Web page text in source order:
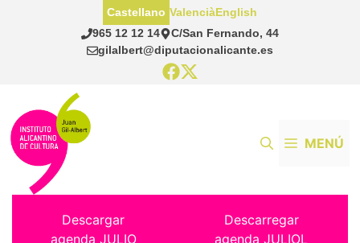
965 12 12 14
C/San Fernando, 44
gilalbert@diputacionalicante.es
Castellano ValenciàEnglish
MENÚ
Descargar
agenda JULIO
Descarregar
agenda JULIOL